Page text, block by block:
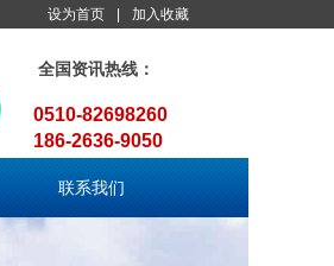
设为首页 加入收藏
全国资讯热线：
0510-82698260
186-2636-9050
联系我们